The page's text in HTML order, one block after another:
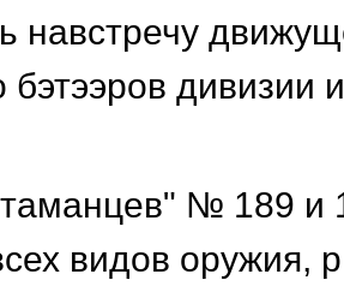
навстречу
бэтээров дивизии
№ 189 и
видов оружия,